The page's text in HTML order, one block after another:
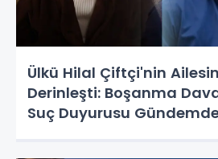
Ülkü Hilal Çiftçi'nin
Derinleşti: Boşanma
Suç Duyurusu